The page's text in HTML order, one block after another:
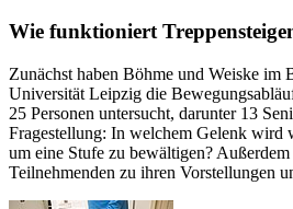
Wie funktioniert
Zunächst haben Böhme und Weiske im
Universität Leipzig die
25 Personen untersucht, darunter 13
Fragestellung: In welchem Gelenk wird
um eine Stufe zu bewältigen?
Teilnehmenden zu ihren Vorstellungen